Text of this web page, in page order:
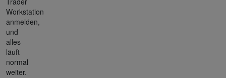
Workstation
anmelden,
und
alles
läuft
normal
weiter.